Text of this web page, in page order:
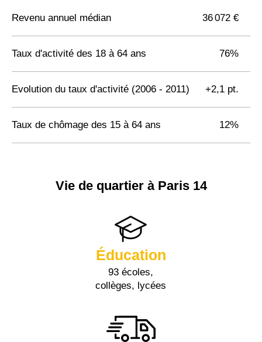
Revenu annuel médian 36 072 €
Taux d'activité des 18 à 64 ans 76%
Evolution du taux d'activité (2006 - 2011) +2,1 pt.
Taux de chômage des 15 à 64 ans 12%
Vie de quartier à Paris 14
Éducation
93 écoles,
collèges, lycées